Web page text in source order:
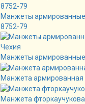
Манжеты
8752-79
Манжеты армированные
Манжета армированная
Манжета